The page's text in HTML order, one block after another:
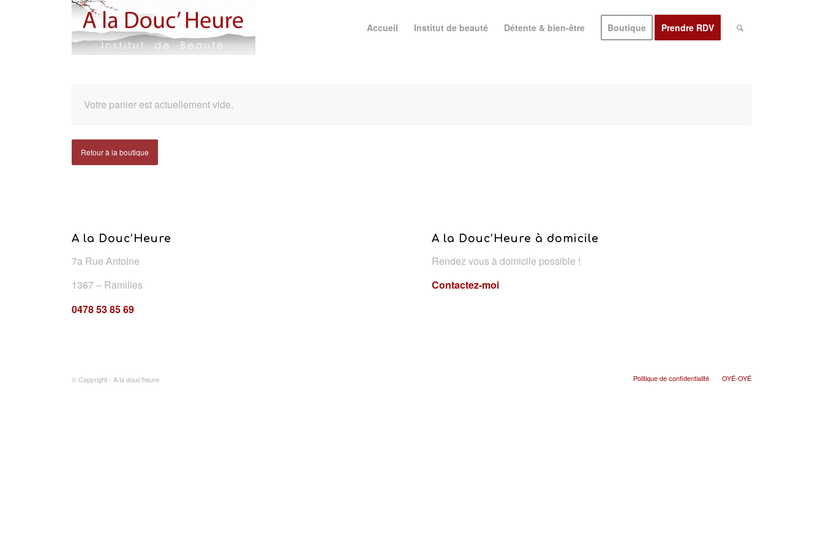
Accueil Institut de beauté Détente & bien-être Boutique Prendre RDV
Votre panier est actuellement vide.
Retour à la boutique
A la Douc’Heure
7a Rue Antoine
1367 – Ramilies
0478 53 85 69
A la Douc’Heure à domicile
Rendez vous à domicile possible !
Contactez-moi
© Copyright - A la douc'heure Politique de confidentialité OYÉ-OYÉ